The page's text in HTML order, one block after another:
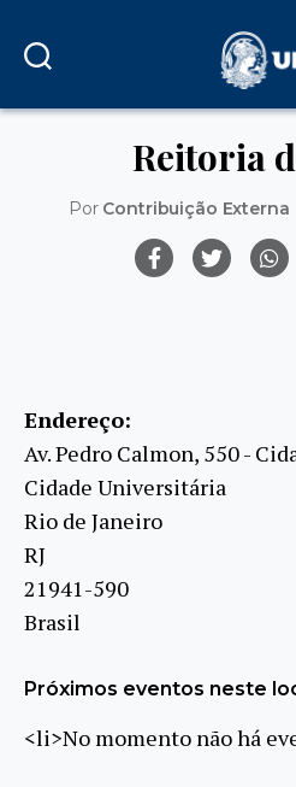
Reitoria
Por Contribuição Externa
Endereço:
Av. Pedro Calmon, 550 -
Cidade Universitária
Rio de Janeiro
RJ
21941-590
Brasil
Próximos eventos neste
<li>No momento não há